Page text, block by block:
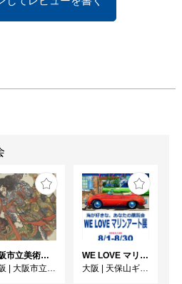
大阪市立美術館開館90周年記念特別展 「水滸伝」
| 大阪市立美術館
WE LOVE マリンアート展 ～海の絵で癒されよう～
大阪 | 天保山ギャラリー